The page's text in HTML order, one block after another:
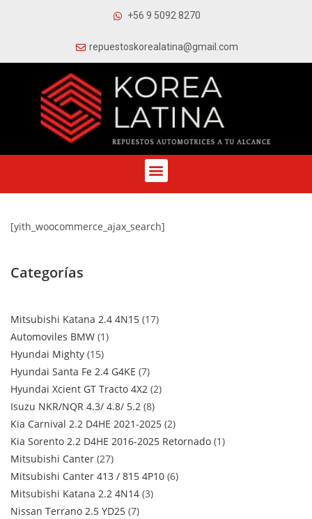
+56 9 5092 8270
repuestoskorealatina@gmail.com
[yith_woocommerce_ajax_search]
Categorías
Mitsubishi Katana 2.4 4N15 17
Automoviles BMW 1
Hyundai Mighty 15
Hyundai Santa Fe 2.4 G4KE 7
Hyundai Xcient GT Tracto 4X2 2
Isuzu NKR/NQR 4.3/ 4.8/ 5.2 8
Kia Carnival 2.2 D4HE 2021-2025 2
Kia Sorento 2.2 D4HE 2016-2025 Retornado 1
Mitsubishi Canter 27
Mitsubishi Canter 413 / 815 4P10 6
Mitsubishi Katana 2.2 4N14 3
Nissan Terrano 2.5 YD25 7